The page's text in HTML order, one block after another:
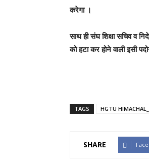
करेगा ।
साथ ही संघ शिक्षा सचिव व
को हटा कर होने वाली इसी
TAGS HGTU
SHARE